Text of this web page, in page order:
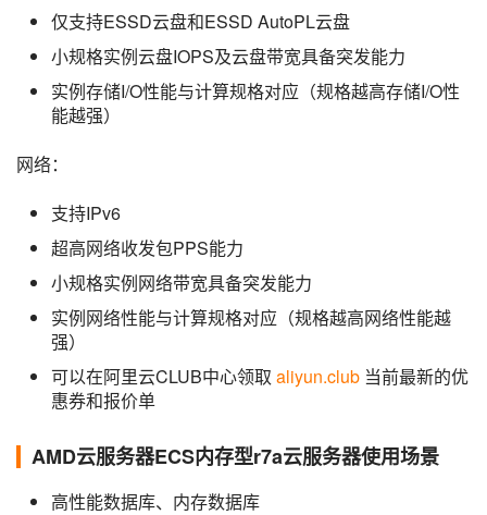
仅支持ESSD云盘和ESSD AutoPL云盘
小规格实例云盘IOPS及云盘带宽具备突发能力
实例存储I/O性能与计算规格对应（规格越高存储I/O性
能越强）
网络：
支持IPv6
超高网络收发包PPS能力
小规格实例网络带宽具备突发能力
实例网络性能与计算规格对应（规格越高网络性能越
强）
可以在阿里云CLUB中心领取 aliyun.club 当前最新的优
惠券和报价单
AMD云服务器ECS内存型r7a云服务器使用场景
高性能数据库、内存数据库